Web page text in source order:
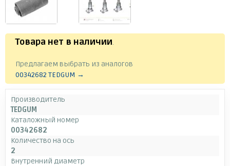
Товара нет в наличии.
Предлагаем выбрать из аналогов
00342682 TEDGUM →
Производитель
TEDGUM
Каталожный номер
00342682
Количество на ось
2
Внутренний диаметр